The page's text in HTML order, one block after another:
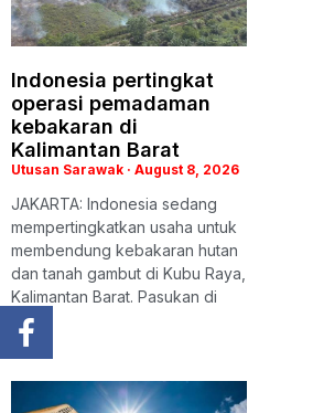
Indonesia pertingkat
operasi pemadaman
kebakaran di
Kalimantan Barat
Utusan Sarawak August 8, 2026
JAKARTA: Indonesia sedang
mempertingkatkan usaha untuk
membendung kebakaran hutan
dan tanah gambut di Kubu Raya,
Kalimantan Barat. Pasukan di
darat